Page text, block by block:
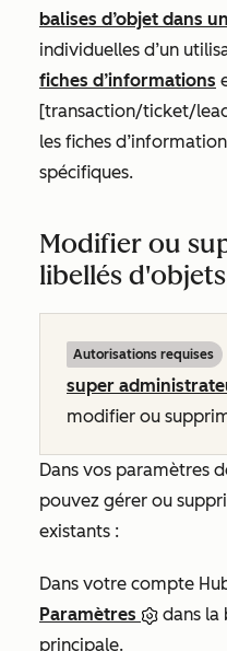
balises d’objet dans
individuelles d’un
fiches d’informations
[transaction/ticket/
les fiches
spécifiques.
Modifier ou
libellés d'objets
Autorisations requises
super
modifier ou
Dans vos paramètres
pouvez gérer ou
existants :
Dans votre compte
Paramètres
dans la
principale.